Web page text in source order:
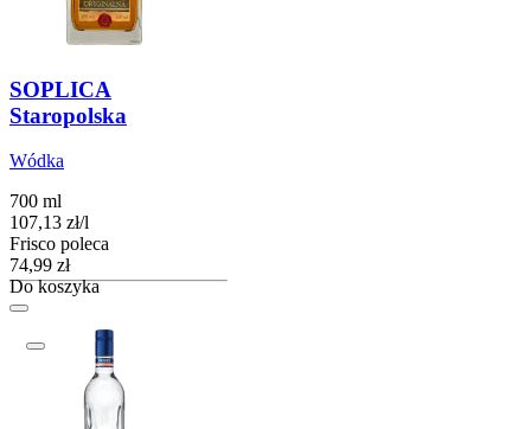
SOPLICA
Staropolska
Wódka
700 ml
107,13 zł/l
Frisco poleca
Cena
74,99 zł
Do koszyka